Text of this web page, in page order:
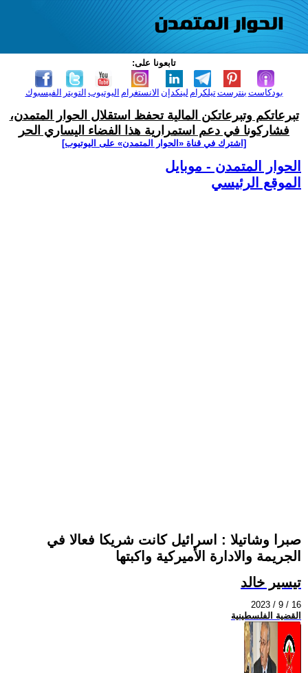
تابعونا على:
الفيسبوك التويتر اليوتيوب الانستغرام لينكدإن تيلكرامبنترست بودكاست
تبرعاتكم وتبرعاتكن المالية تحفظ استقلال الحوار المتمدن،
فشاركونا في دعم استمرارية هذا الفضاء اليساري الحر
[اشترك في قناة ‫«الحوار المتمدن» على اليوتيوب]
الحوار المتمدن - موبايل
الموقع الرئيسي
صبرا وشاتيلا : اسرائيل كانت شريكا فعالا في
الجريمة والادارة الأميركية واكبتها
تيسير خالد
2023 / 9 / 16
القضية الفلسطينية